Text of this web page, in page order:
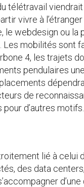
télétravail
vivre à
le webdesign ou
Les mobilités sont
4, les trajets
pendulaires
dépendra
de
d’autres
lié à
des data